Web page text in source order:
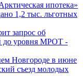
ипотека»
1,2 тыс. льготных
запрос об
до уровня МРОТ -
Новгороде в июне
съезд молодых